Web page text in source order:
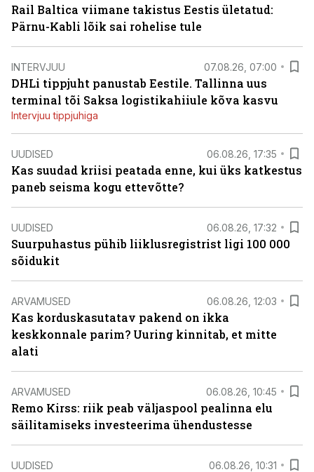
Rail Baltica viimane takistus Eestis ületatud:
Pärnu-Kabli lõik sai rohelise tule
INTERVJUU 07.08.26, 07:00
DHLi tippjuht panustab Eestile. Tallinna uus
terminal tõi Saksa logistikahiiule kõva kasvu
Intervjuu tippjuhiga
UUDISED 06.08.26, 17:35
Kas suudad kriisi peatada enne, kui üks katkestus
paneb seisma kogu ettevõtte?
UUDISED 06.08.26, 17:32
Suurpuhastus pühib liiklusregistrist ligi 100 000
sõidukit
ARVAMUSED 06.08.26, 12:03
Kas korduskasutatav pakend on ikka
keskkonnale parim? Uuring kinnitab, et mitte
alati
ARVAMUSED 06.08.26, 10:45
Remo Kirss: riik peab väljaspool pealinna elu
säilitamiseks investeerima ühendustesse
UUDISED 06.08.26, 10:31